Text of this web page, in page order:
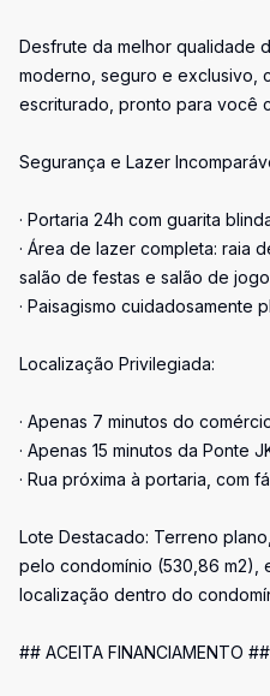
Desfrute da melhor qualidade
moderno, seguro e exclusivo,
escriturado, pronto para você
Segurança e Lazer
· Portaria 24h com guarita
· Área de lazer completa: raia
salão de festas e salão de
· Paisagismo cuidadosamente
Localização Privilegiada:
· Apenas 7 minutos do
· Apenas 15 minutos da Ponte
· Rua próxima à portaria, com
Lote Destacado: Terreno
pelo condomínio (530,86 m2),
localização dentro do
## ACEITA FINANCIAMENTO ##